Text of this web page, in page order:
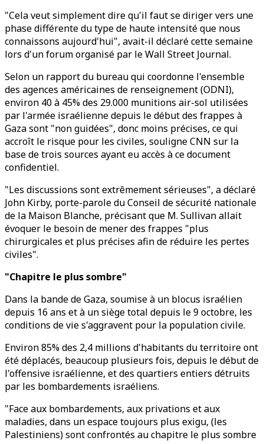
"Cela veut simplement dire qu'il faut se diriger vers une
phase différente du type de haute intensité que nous
connaissons aujourd'hui", avait-il déclaré cette semaine
lors d'un forum organisé par le Wall Street Journal.
Selon un rapport du bureau qui coordonne l'ensemble
des agences américaines de renseignement (ODNI),
environ 40 à 45% des 29.000 munitions air-sol utilisées
par l'armée israélienne depuis le début des frappes à
Gaza sont "non guidées", donc moins précises, ce qui
accroît le risque pour les civiles, souligne CNN sur la
base de trois sources ayant eu accès à ce document
confidentiel.
"Les discussions sont extrêmement sérieuses", a déclaré
John Kirby, porte-parole du Conseil de sécurité nationale
de la Maison Blanche, précisant que M. Sullivan allait
évoquer le besoin de mener des frappes "plus
chirurgicales et plus précises afin de réduire les pertes
civiles".
"Chapitre le plus sombre"
Dans la bande de Gaza, soumise à un blocus israélien
depuis 16 ans et à un siège total depuis le 9 octobre, les
conditions de vie s'aggravent pour la population civile.
Environ 85% des 2,4 millions d'habitants du territoire ont
été déplacés, beaucoup plusieurs fois, depuis le début de
l'offensive israélienne, et des quartiers entiers détruits
par les bombardements israéliens.
"Face aux bombardements, aux privations et aux
maladies, dans un espace toujours plus exigu, (les
Palestiniens) sont confrontés au chapitre le plus sombre